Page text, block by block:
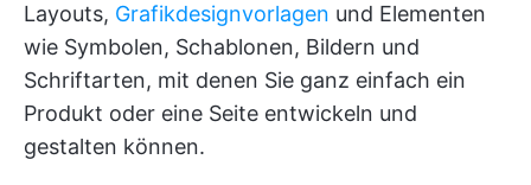
Layouts, Grafikdesignvorlagen und Elementen
wie Symbolen, Schablonen, Bildern und
Schriftarten, mit denen Sie ganz einfach ein
Produkt oder eine Seite entwickeln und
gestalten können.